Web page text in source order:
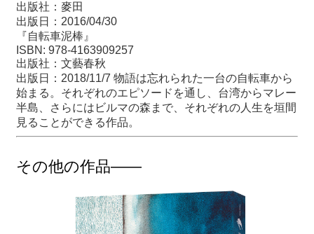
出版社：麥田
出版日：2016/04/30
『自転車泥棒』
ISBN: 978-4163909257
出版社：文藝春秋
出版日：2018/11/7 物語は忘れられた一台の自転車から
始まる。それぞれのエピソードを通し、台湾からマレー
半島、さらにはビルマの森まで、それぞれの人生を垣間
見ることができる作品。
その他の作品――